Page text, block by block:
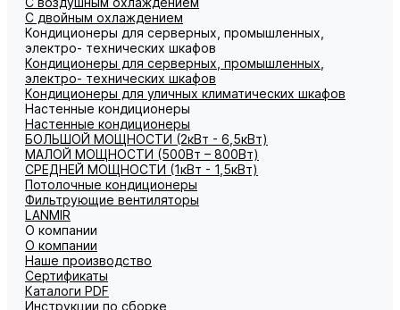
С двойным охлаждением
Кондиционеры для серверных, промышленных,
электро- технических шкафов
Кондиционеры для серверных, промышленных,
электро- технических шкафов
Кондиционеры для уличных климатических шкафов
Настенные кондиционеры
Настенные кондиционеры
БОЛЬШОЙ МОЩНОСТИ (2кВт - 6,5кВт)
МАЛОЙ МОЩНОСТИ (500Вт – 800Вт)
СРЕДНЕЙ МОЩНОСТИ (1кВт - 1,5кВт)
Потолочные кондиционеры
Фильтрующие вентиляторы
LANMIR
О компании
О компании
Наше производство
Сертификаты
Каталоги PDF
Инструкции по сборке